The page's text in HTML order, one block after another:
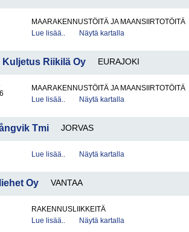
MAARAKENNUSTÖITÄ JA MAANSIIRTOTÖITÄ
Lue lisää..
Näytä kartalla
Kuljetus Riikilä Oy EURAJOKI
MAARAKENNUSTÖITÄ JA MAANSIIRTOTÖITÄ
Lue lisää..
Näytä kartalla
Tmi JORVAS
Lue lisää.. Näytä kartalla
Oy VANTAA
RAKENNUSLIIKKEITÄ
Lue lisää..
Näytä kartalla